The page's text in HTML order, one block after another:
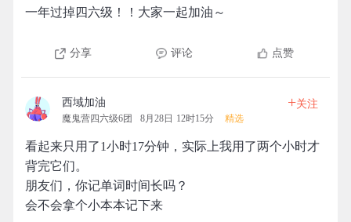
一年过掉四六级！！大家一起加油～
分享 评论 点赞
西域加油
魔鬼营四六级6团 8月28日 12时15分 精选
+关注
看起来只用了1小时17分钟，实际上我用了两个小时才
背完它们。
朋友们，你记单词时间长吗？
会不会拿个小本本记下来